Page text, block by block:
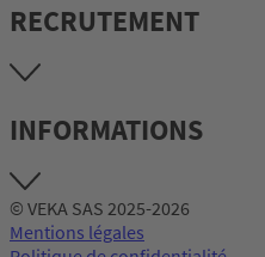
RECRUTEMENT
INFORMATIONS
© VEKA SAS 2025-2026
Mentions légales